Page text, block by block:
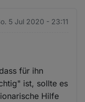
5 Jul 2020 - 23:11
für ihn
ist, sollte es
Hilfe